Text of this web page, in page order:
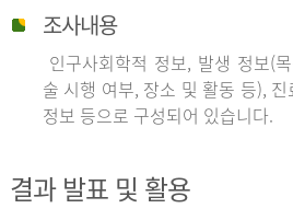
조사내용
인구사회학적 정보, 발생 정보(
술 시행 여부, 장소 및 활동 등),
정보 등으로 구성되어 있습니다.
결과 발표 및 활용